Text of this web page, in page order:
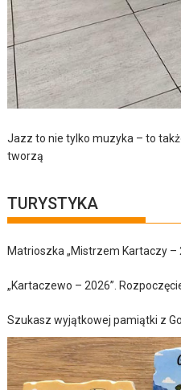
Jazz to nie tylko muzyka – to
tworzą
TURYSTYKA
Matrioszka „Mistrzem Kartaczy –
„Kartaczewo – 2026”.
Szukasz wyjątkowej pamiątki z